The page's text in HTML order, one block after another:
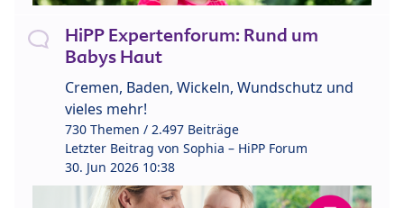
HiPP Expertenforum: Rund um
Babys Haut
Cremen, Baden, Wickeln, Wundschutz und
vieles mehr!
730 Themen / 2.497 Beiträge
Letzter Beitrag von Sophia – HiPP Forum
30. Jun 2026 10:38